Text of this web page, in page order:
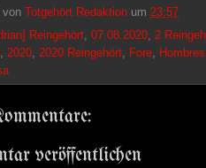
von Totgehört Redaktion um 23:57
Reingehört, 07.08.2020, 2
, 2020, 2020 Reingehört, Fore, Hombres
veröffentlichen